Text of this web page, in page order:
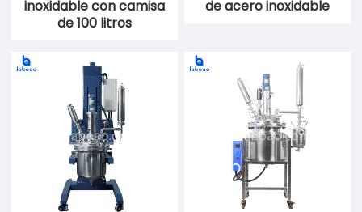
inoxidable con camisa
de 100 litros
de acero inoxidable